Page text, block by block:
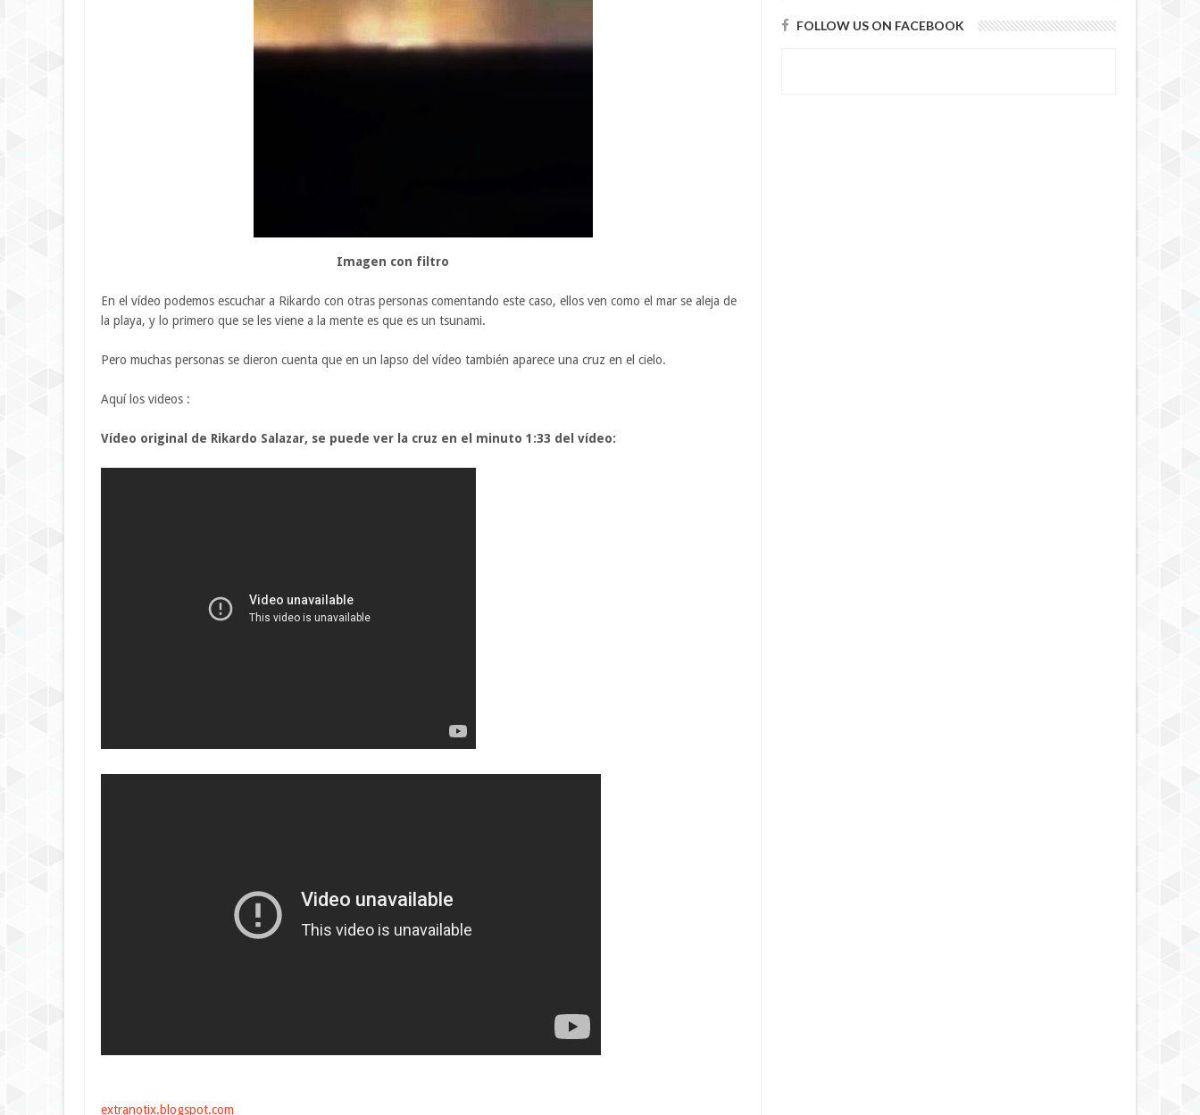
Imagen con filtro
En el vídeo podemos escuchar a Rikardo con otras personas comentando este caso, ellos ven como el mar se aleja de
la playa, y lo primero que se les viene a la mente es que es un tsunami.
Pero muchas personas se dieron cuenta que en un lapso del vídeo también aparece una cruz en el cielo.
Aquí los videos :
Vídeo original de Rikardo Salazar, se puede ver la cruz en el minuto 1:33 del vídeo:
extranotix.blogspot.com
FOLLOW US ON FACEBOOK